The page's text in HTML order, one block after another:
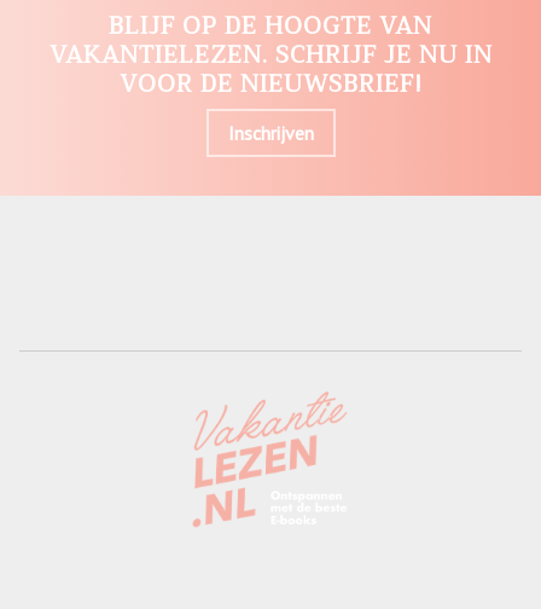
BLIJF OP DE HOOGTE VAN
VAKANTIELEZEN. SCHRIJF JE NU IN
VOOR DE NIEUWSBRIEF!
Inschrijven